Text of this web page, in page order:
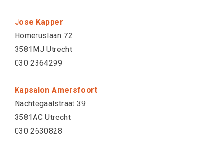
Jose Kapper
Homeruslaan 72
3581MJ Utrecht
030 2364299
Kapsalon Amersfoort
Nachtegaalstraat 39
3581AC Utrecht
030 2630828